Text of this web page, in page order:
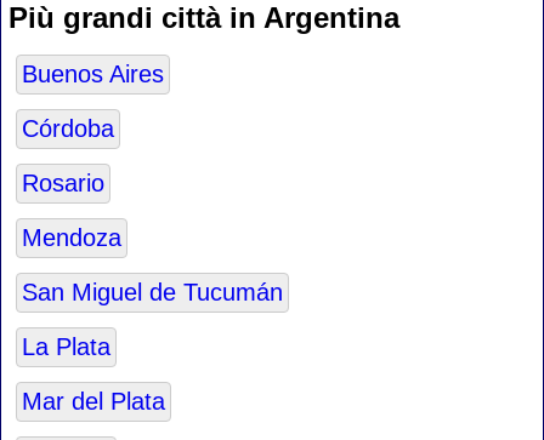
Più grandi città in Argentina
Buenos Aires
Córdoba
Rosario
Mendoza
San Miguel de Tucumán
La Plata
Mar del Plata